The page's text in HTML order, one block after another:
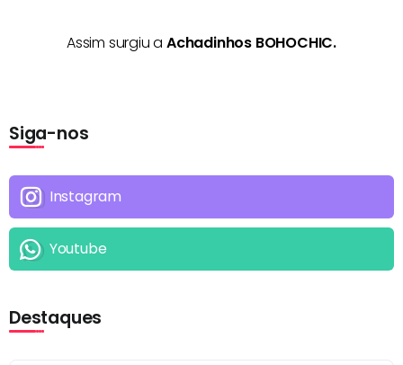
Assim surgiu a Achadinhos BOHOCHIC.
Siga-nos
Instagram
Youtube
Destaques